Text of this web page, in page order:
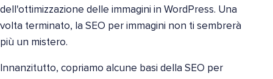
dell'ottimizzazione delle immagini in WordPress. Una
volta terminato, la SEO per immagini non ti sembrerà
più un mistero.
Innanzitutto, copriamo alcune basi della SEO per